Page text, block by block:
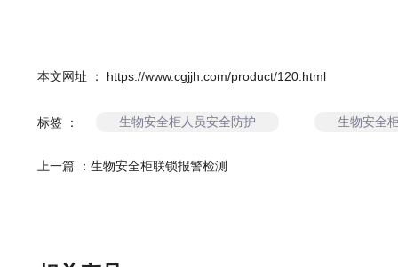
本文网址 ： https://www.cgjjh.com/product/120.html
标签 ： 生物安全柜人员安全防护 生物安全
上一篇 ： 生物安全柜联锁报警检测